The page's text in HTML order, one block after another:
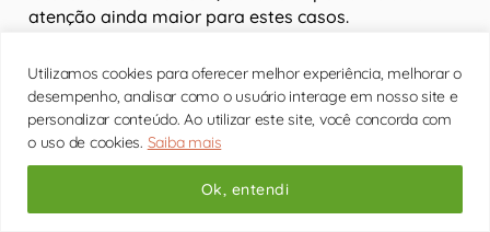
Utilizamos cookies para oferecer melhor experiência, melhorar o
desempenho, analisar como o usuário interage em nosso site e
personalizar conteúdo. Ao utilizar este site, você concorda com
o uso de cookies. Saiba mais
Ok, entendi
atenção ainda maior para estes casos.
COMO LIDAR
Entender e aceitar que você possui umacompulsão
é o primeiro passo para melhorar essa condição.
Algumas coisas simplesmente não estão mesmo no
nosso controle, mas podemos controlar como nós
vamos encarar cada evento que nos acontece.